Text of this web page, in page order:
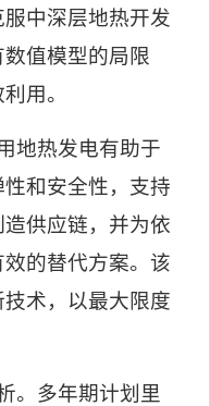
中深层地热开发
值模型的局限
用。
地热发电有助于
和安全性，支持
供应链，并为依
的替代方案。该
术，以最大限度
。 多年期计划里